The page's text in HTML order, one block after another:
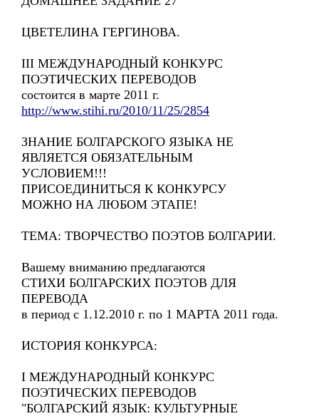
ЦВЕТЕЛИНА ГЕРГИНОВА.
III МЕЖДУНАРОДНЫЙ КОНКУРС
ПОЭТИЧЕСКИХ ПЕРЕВОДОВ
состоится в марте 2011 г.
http://www.stihi.ru/2010/11/25/2854
ЗНАНИЕ БОЛГАРСКОГО ЯЗЫКА НЕ
ЯВЛЯЕТСЯ ОБЯЗАТЕЛЬНЫМ
УСЛОВИЕМ!!!
ПРИСОЕДИНИТЬСЯ К КОНКУРСУ
МОЖНО НА ЛЮБОМ ЭТАПЕ!
ТЕМА: ТВОРЧЕСТВО ПОЭТОВ БОЛГАРИИ.
Вашему вниманию предлагаются
СТИХИ БОЛГАРСКИХ ПОЭТОВ ДЛЯ
ПЕРЕВОДА
в период с 1.12.2010 г. по 1 МАРТА 2011 года.
ИСТОРИЯ КОНКУРСА:
I МЕЖДУНАРОДНЫЙ КОНКУРС
ПОЭТИЧЕСКИХ ПЕРЕВОДОВ
"БОЛГАРСКИЙ ЯЗЫК: КУЛЬТУРНЫЕ